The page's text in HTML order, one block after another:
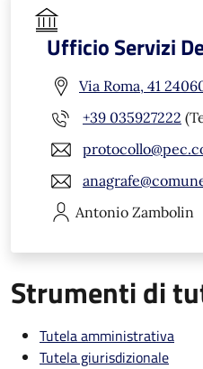
Ufficio Servizi
Via Roma, 41
+39 035927222
Antonio Zambolin
Strumenti di
Tutela amministrativa
Tutela giurisdizionale